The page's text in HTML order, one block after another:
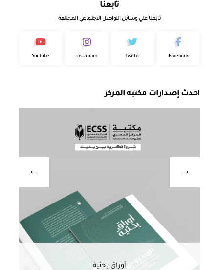
تابعنا
تابعنا علي وسائل التواصل الاجتماعي المختلفة
Facebook
Twitter
Instagram
Youtube
احدث إصدارات مكتبه المركز
أوراق بحثية